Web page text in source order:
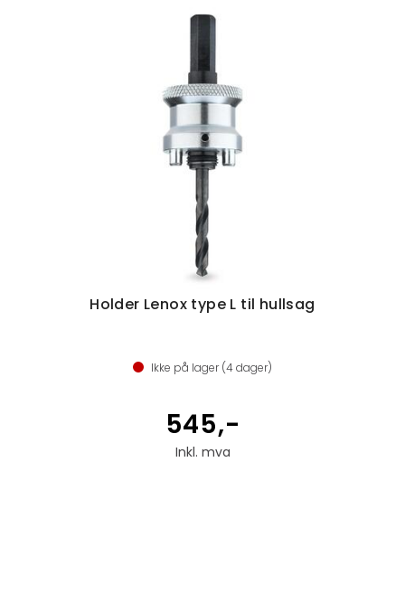
Holder Lenox type L til hullsag
Ikke på lager (4dager)
545,-
Inkl. mva